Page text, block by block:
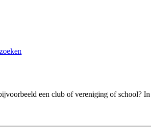
een club of vereniging of school?